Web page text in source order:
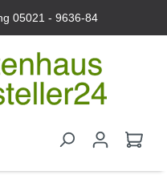
05021 - 9636-84